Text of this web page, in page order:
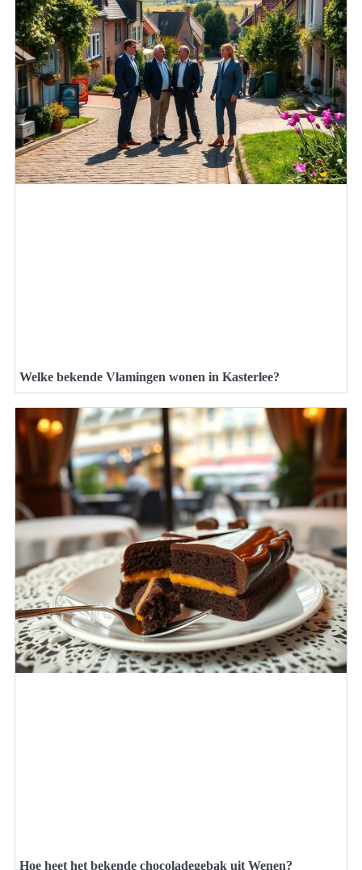
Welke bekende Vlamingen wonen in Kasterlee?
Hoe heet het bekende chocoladegebak uit Wenen?